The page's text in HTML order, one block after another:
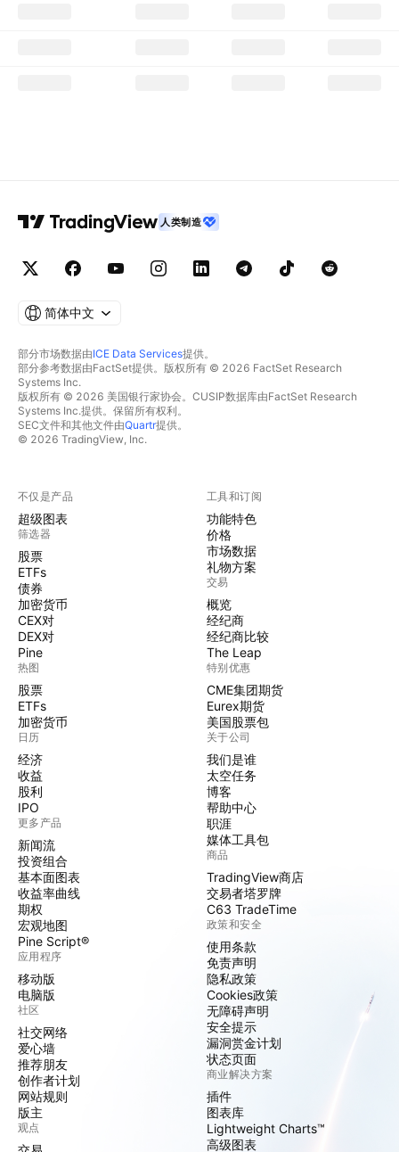
人类制造
简体中文
部分市场数据由ICE Data Services提供。
部分参考数据由FactSet提供。版权所有 © 2026 FactSet Research
Systems Inc.
版权所有 © 2026 美国银行家协会。CUSIP数据库由FactSet Research
Systems Inc.提供。保留所有权利。
SEC文件和其他文件由Quartr提供。
© 2026 TradingView, Inc.
不仅是产品
超级图表
筛选器
股票
ETFs
债券
加密货币
CEX对
DEX对
Pine
热图
股票
ETFs
加密货币
日历
经济
收益
股利
IPO
更多产品
新闻流
投资组合
基本面图表
收益率曲线
期权
宏观地图
Pine Script®
应用程序
移动版
电脑版
社区
社交网络
爱心墙
推荐朋友
创作者计划
网站规则
版主
观点
工具和订阅
功能特色
价格
市场数据
礼物方案
交易
概览
经纪商
经纪商比较
The Leap
特别优惠
CME集团期货
Eurex期货
美国股票包
关于公司
我们是谁
太空任务
博客
帮助中心
职涯
媒体工具包
商品
TradingView商店
交易者塔罗牌
C63 TradeTime
政策和安全
使用条款
免责声明
隐私政策
Cookies政策
无障碍声明
安全提示
漏洞赏金计划
状态页面
商业解决方案
插件
图表库
Lightweight Charts™
高级图表